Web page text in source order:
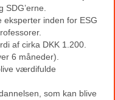
eksperter inden for ESG
af cirka DKK 1.200.
6 måneder).
værdifulde
som kan blive